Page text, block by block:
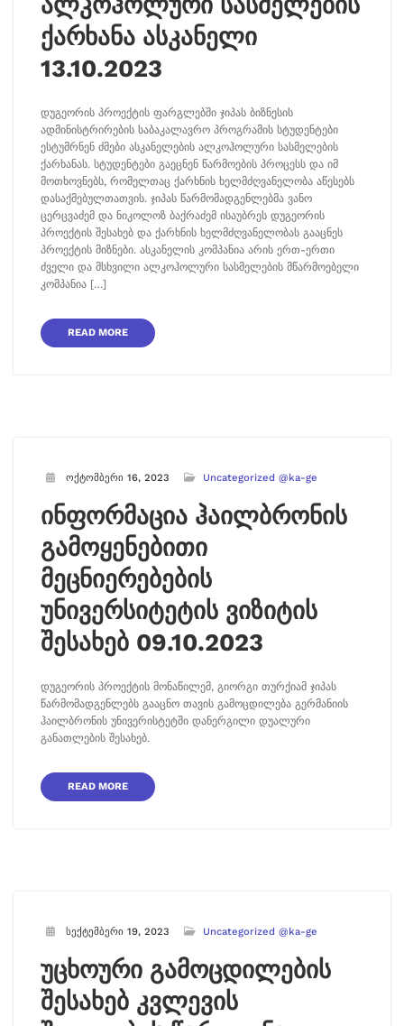
ქარხანა ასკანელი
13.10.2023
დუგეორის პროექტის ფარგლებში ჯიპას ბიზნესის
ადმინისტრირების საბაკალავრო პროგრამის სტუდენტები
ესტუმრნენ ძმები ასკანელების ალკოჰოლური სასმელების
ქარხანას. სტუდენტები გაეცნენ წარმოების პროცესს და იმ
მოთხოვნებს, რომელთაც ქარხნის ხელმძღვანელობა აწესებს
დასაქმებულთათვის. ჯიპას წარმომადგენლებმა ვანო
ცერცვაძემ და ნიკოლოზ ბაქრაძემ ისაუბრეს დუგეორის
პროექტის შესახებ და ქარხნის ხელმძღვანელობას გააცნეს
პროექტის მიზნები. ასკანელის კომპანია არის ერთ-ერთი
ძველი და მსხვილი ალკოჰოლური სასმელების მწარმოებელი
კომპანია […]
READ MORE
ოქტომბერი 16, 2023 Uncategorized @ka-ge
ინფორმაცია ჰაილბრონის
გამოყენებითი
მეცნიერებების
უნივერსიტეტის ვიზიტის
შესახებ 09.10.2023
დუგეორის პროექტის მონაწილემ, გიორგი თურქიამ ჯიპას
წარმომადგენლებს გააცნო თავის გამოცდილება გერმანიის
ჰაილბრონის უნივერისტეტში დანერგილი დუალური
განათლების შესახებ.
READ MORE
სექტემბერი 19, 2023 Uncategorized @ka-ge
უცხოური გამოცდილების
შესახებ კვლევის